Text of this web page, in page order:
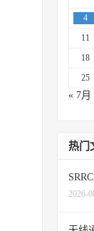
4
11
18
25
« 7月
热门
2026-